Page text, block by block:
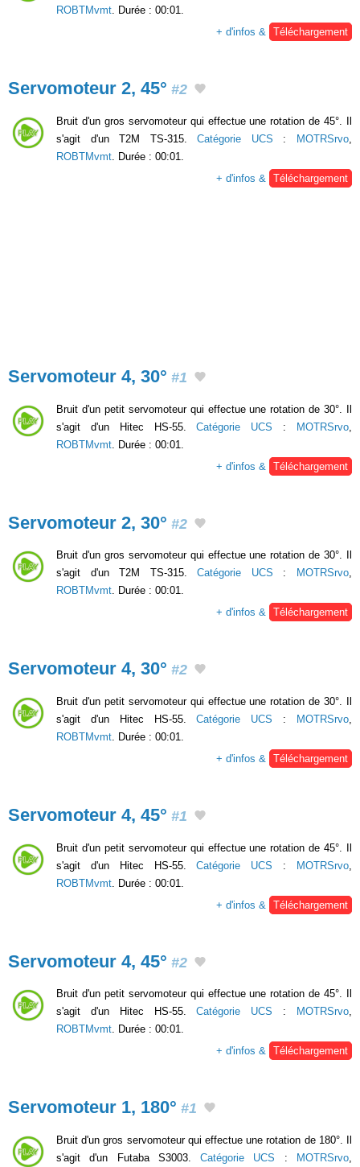
ROBTMvmt. Durée : 00:01.
+ d'infos & Téléchargement
Servomoteur 2, 45° #2
Bruit d'un gros servomoteur qui effectue une rotation de 45°. Il
s'agit d'un T2M TS-315.Catégorie UCS : MOTRSrvo,
ROBTMvmt. Durée : 00:01.
+ d'infos & Téléchargement
Servomoteur 4, 30° #1
Bruit d'un petit servomoteur qui effectue une rotation de 30°. Il
s'agit d'un Hitec HS-55.Catégorie UCS : MOTRSrvo
ROBTMvmt . Durée : 00:01.
+ d'infos &
Téléchargement
Servomoteur 2, 30° #2
Bruit d'un gros servomoteur qui effectue une rotation de 30°. Il
s'agit d'un T2M TS-315.Catégorie UCS : MOTRSrvo,
ROBTMvmt. Durée : 00:01.
+ d'infos & Téléchargement
Servomoteur 4, 30° #2
Bruit d'un petit servomoteur qui effectue une rotation de 30°. Il
s'agit d'un Hitec HS-55.Catégorie UCS : MOTRSrvo,
ROBTMvmt. Durée : 00:01.
+ d'infos & Téléchargement
Servomoteur 4, 45° #1
Bruit d'un petit servomoteur qui effectue une rotation de 45°. Il
s'agit d'un Hitec HS-55.Catégorie UCS : MOTRSrvo
ROBTMvmt . Durée : 00:01.
+ d'infos &
Téléchargement
Servomoteur 4, 45° #2
Bruit d'un petit servomoteur qui effectue une rotation de 45°. Il
s'agit d'un Hitec HS-55.Catégorie UCS : MOTRSrvo,
ROBTMvmt. Durée : 00:01.
+ d'infos & Téléchargement
Servomoteur 1, 180° #1
Bruit d'un gros servomoteur qui effectue une rotation de 180°. Il
s'agit d'un Futaba S3003.Catégorie UCS : MOTRSrvo,